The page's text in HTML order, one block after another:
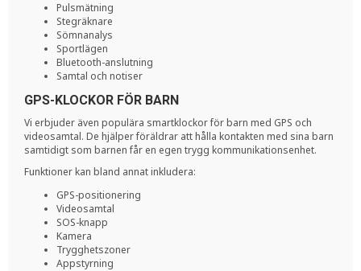
Pulsmätning
Stegräknare
Sömnanalys
Sportlägen
Bluetooth-anslutning
Samtal och notiser
GPS-KLOCKOR FÖR BARN
Vi erbjuder även populära smartklockor för barn med GPS och
videosamtal. De hjälper föräldrar att hålla kontakten med sina barn
samtidigt som barnen får en egen trygg kommunikationsenhet.
Funktioner kan bland annat inkludera:
GPS-positionering
Videosamtal
SOS-knapp
Kamera
Trygghetszoner
Appstyrning